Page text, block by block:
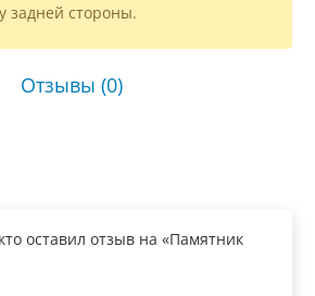
задней стороны.
Отзывы (0)
оставил отзыв на «Памятник